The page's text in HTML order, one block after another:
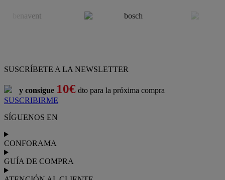
SUSCRÍBETE A LA NEWSLETTER
y consigue 10€ dto para la próxima compra
SUSCRIBIRME
SÍGUENOS EN
CONFORAMA
GUÍA DE COMPRA